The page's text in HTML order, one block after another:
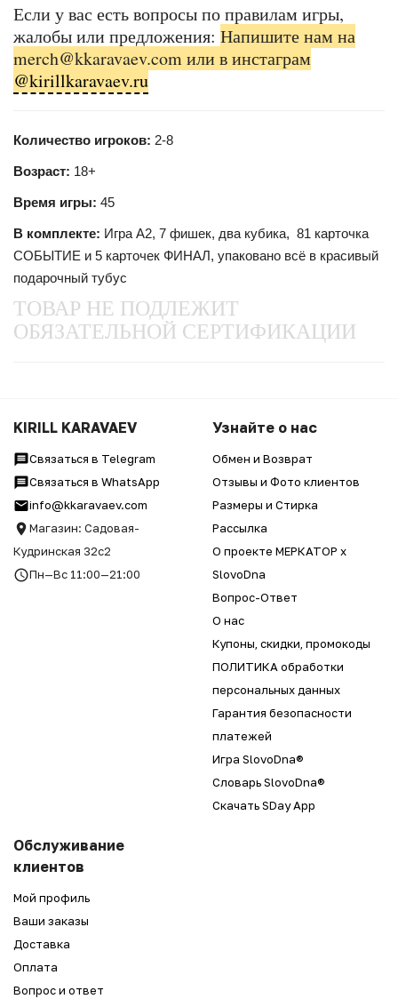
Если у вас есть вопросы по правилам игры,
жалобы или предложения: Напишите нам на
merch@kkaravaev.com или в инстаграм
@kirillkaravaev.ru
Количество игроков: 2-8
Возраст: 18+
Время игры: 45
В комплекте: Игра A2, 7 фишек, два кубика, 81 карточка
СОБЫТИЕ и 5 карточек ФИНАЛ, упаковано всё в красивый
подарочный тубус
ТОВАР НЕ ПОДЛЕЖИТ
ОБЯЗАТЕЛЬНОЙ СЕРТИФИКАЦИИ
KIRILL KARAVAEV
Связаться в Telegram
Связаться в WhatsApp
info@kkaravaev.com
Магазин: Садовая-
Кудринская 32с2
Пн—Вс 11:00—21:00
Узнайте о нас
Обмен и Возврат
Отзывы и Фото клиентов
Размеры и Стирка
Рассылка
О проекте МЕРКАТОР x
SlovoDna
Вопрос-Ответ
О нас
Купоны, скидки, промокоды
ПОЛИТИКА обработки
персональных данных
Гарантия безопасности
платежей
Игра SlovoDna®
Словарь SlovoDna®
Скачать SDay App
Обслуживание
клиентов
Мой профиль
Ваши заказы
Доставка
Оплата
Вопрос и ответ